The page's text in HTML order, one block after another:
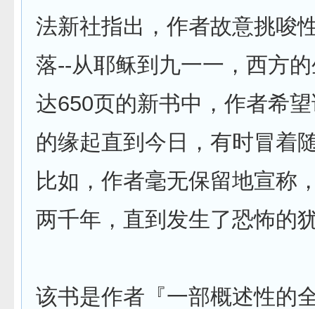
法新社指出，作者故意挑唆
落--从耶稣到九一一，西方
达650页的新书中，作者希
的缘起直到今日，有时冒着
比如，作者毫无保留地宣称
两千年，直到发生了恐怖的
该书是作者『一部概述性的